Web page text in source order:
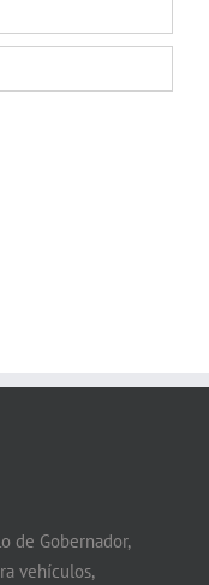
de Gobernador,
vehículos,